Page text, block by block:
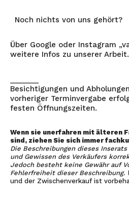
Noch nichts von uns gehört?
Über Google oder Instagram
weitere Infos zu unserer Arbeit.
Besichtigungen und
vorheriger Terminvergabe
festen Öffnungszeiten.
Wenn sie unerfahren mit älteren
sind, ziehen Sie sich immer
Die Beschreibungen dieses
und Gewissen des Verkäufers
Jedoch besteht keine Gewähr auf
Fehlerfreiheit dieser Beschreibung.
und der Zwischenverkauf ist